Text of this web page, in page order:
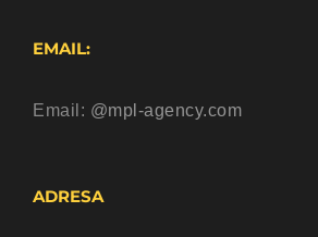
EMAIL:
Email: @mpl-agency.com
ADRESA